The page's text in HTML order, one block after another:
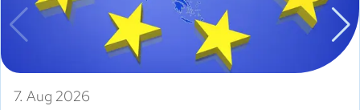
7. Aug 2026